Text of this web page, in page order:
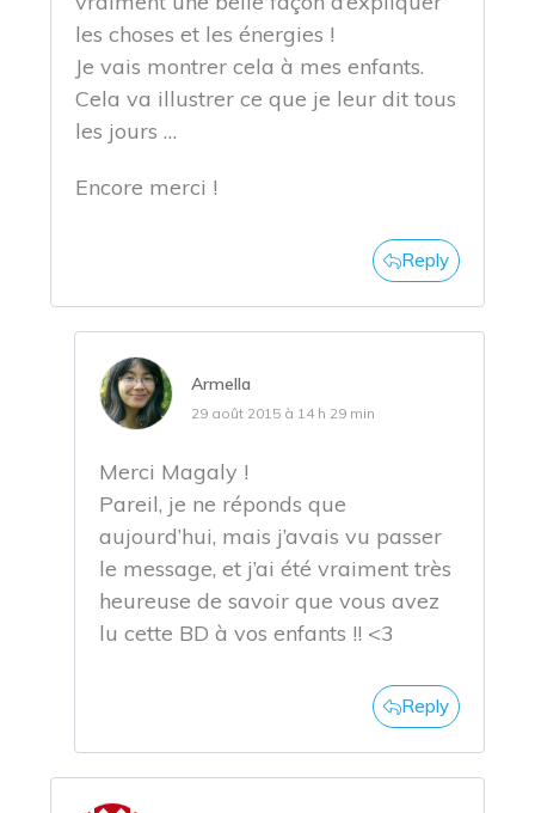
les choses et les énergies !
Je vais montrer cela à mes enfants.
Cela va illustrer ce que je leur dit tous
les jours …
Encore merci !
Reply
Armella
29 août 2015 à 14 h 29 min
Merci Magaly !
Pareil, je ne réponds que
aujourd’hui, mais j’avais vu passer
le message, et j’ai été vraiment très
heureuse de savoir que vous avez
lu cette BD à vos enfants !! <3
Reply